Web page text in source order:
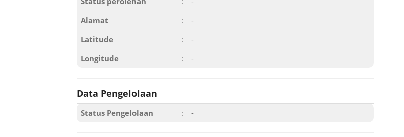
Alamat
:
-
Latitude
:
-
Longitude
: -
Data Pengelolaan
Status Pengelolaan : -